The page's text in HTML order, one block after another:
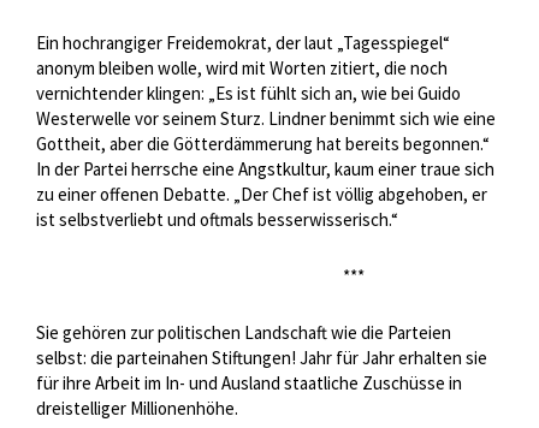
Ein hochrangiger Freidemokrat, der laut „Tagesspiegel“
anonym bleiben wolle, wird mit Worten zitiert, die noch
vernichtender klingen: „Es ist fühlt sich an, wie bei Guido
Westerwelle vor seinem Sturz. Lindner benimmt sich wie eine
Gottheit, aber die Götterdämmerung hat bereits begonnen.“
In der Partei herrsche eine Angstkultur, kaum einer traue sich
zu einer offenen Debatte. „Der Chef ist völlig abgehoben, er
ist selbstverliebt und oftmals besserwisserisch.“
***
Sie gehören zur politischen Landschaft wie die Parteien
selbst: die parteinahen Stiftungen! Jahr für Jahr erhalten sie
für ihre Arbeit im In- und Ausland staatliche Zuschüsse in
dreistelliger Millionenhöhe.